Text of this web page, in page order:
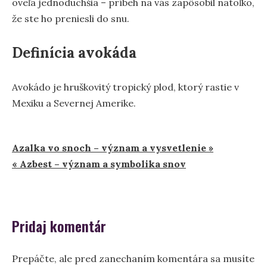
oveľa jednoduchšia – príbeh na vás zapôsobil natoľko,
že ste ho preniesli do snu.
Definícia avokáda
Avokádo je hruškovitý tropický plod, ktorý rastie v
Mexiku a Severnej Amerike.
Navigácia
v
Azalka vo snoch – význam a vysvetlenie »
« Azbest – význam a symbolika snov
Pridaj komentár
Prepáčte, ale pred zanechaním komentára sa musíte